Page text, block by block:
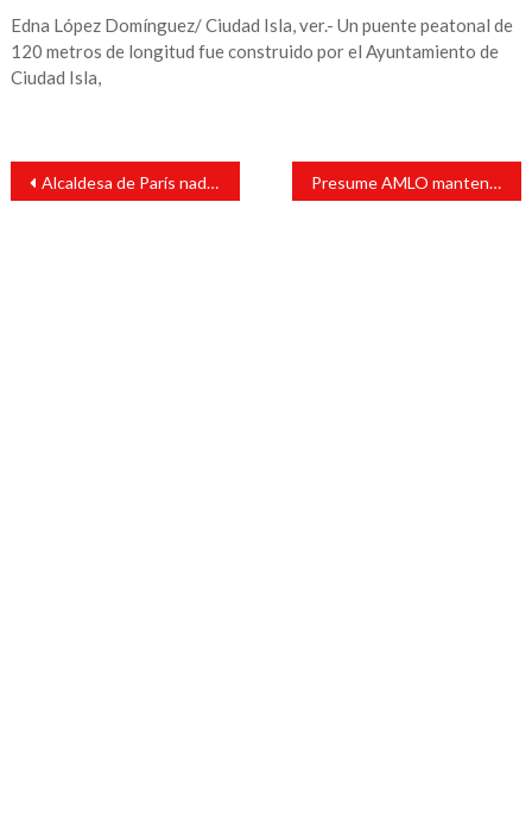
Edna López Domínguez/ Ciudad Isla, ver.- Un puente peatonal de
120 metros de longitud fue construido por el Ayuntamiento de
Ciudad Isla,
Navegación
entradas
Alcaldesa de París nada en el Sena previo a Olimpiadas para demostrar que aguas son aptas Presume AMLO mantener alta aprobación ciudadana en recta final de mandato